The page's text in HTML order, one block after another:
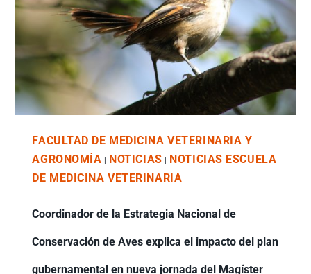
FACULTAD DE MEDICINA VETERINARIA Y
AGRONOMÍA
NOTICIAS
NOTICIAS ESCUELA
DE MEDICINA VETERINARIA
Coordinador de la Estrategia Nacional de
Conservación de Aves explica el impacto del plan
gubernamental en nueva jornada del Magíster